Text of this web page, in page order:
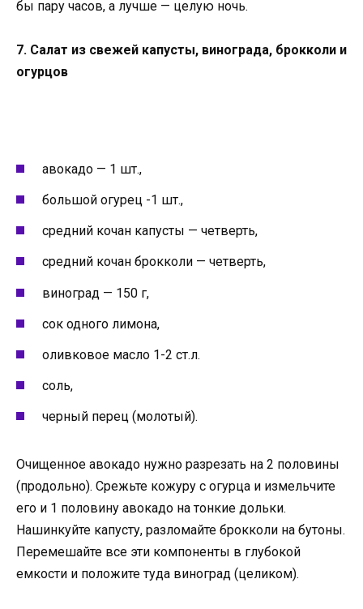
бы пару часов, а лучше — целую ночь.
7. Салат из свежей капусты, винограда, брокколи и
огурцов
авокадо — 1 шт.,
большой огурец -1 шт.,
средний кочан капусты — четверть,
средний кочан брокколи — четверть,
виноград — 150 г,
сок одного лимона,
оливковое масло 1-2 ст.л.
соль,
черный перец (молотый).
Очищенное авокадо нужно разрезать на 2 половины
(продольно). Срежьте кожуру с огурца и измельчите
его и 1 половину авокадо на тонкие дольки.
Нашинкуйте капусту, разломайте брокколи на бутоны.
Перемешайте все эти компоненты в глубокой
емкости и положите туда виноград (целиком).